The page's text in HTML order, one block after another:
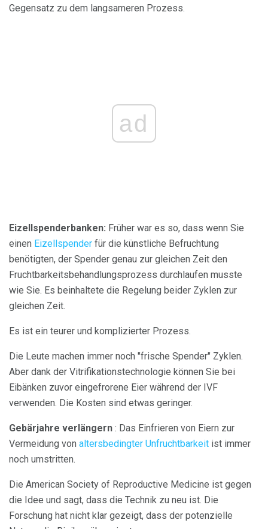
Gegensatz zu dem langsameren Prozess.
ad
Eizellspenderbanken: Früher war es so, dass wenn Sie
einen Eizellspender für die künstliche Befruchtung
benötigten, der Spender genau zur gleichen Zeit den
Fruchtbarkeitsbehandlungsprozess durchlaufen musste
wie Sie. Es beinhaltete die Regelung beider Zyklen zur
gleichen Zeit.
Es ist ein teurer und komplizierter Prozess.
Die Leute machen immer noch "frische Spender" Zyklen.
Aber dank der Vitrifikationstechnologie können Sie bei
Eibänken zuvor eingefrorene Eier während der IVF
verwenden. Die Kosten sind etwas geringer.
Gebärjahre verlängern : Das Einfrieren von Eiern zur
Vermeidung von altersbedingter Unfruchtbarkeit ist immer
noch umstritten.
Die American Society of Reproductive Medicine ist gegen
die Idee und sagt, dass die Technik zu neu ist. Die
Forschung hat nicht klar gezeigt, dass der potenzielle